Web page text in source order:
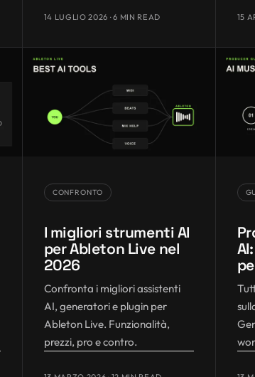
14 LUGLIO 2026 · 6 MIN READ 15
CONFRONTO
I migliori strumenti AI
per Ableton Live nel
2026
Confronta i migliori assistenti
AI, generatori e plugin per
Ableton Live. Funzionalità,
prezzi, pro e contro.